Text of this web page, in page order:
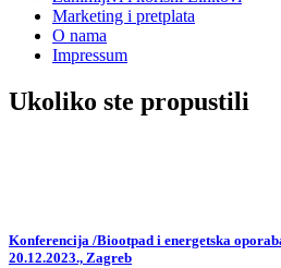
Marketing i pretplata
O nama
Impressum
Ukoliko ste propustili
Konferencija /Biootpad i energetska
20.12.2023., Zagreb